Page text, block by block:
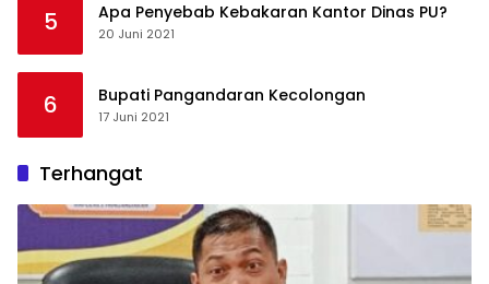
5 Apa Penyebab Kebakaran Kantor Dinas PU?
20 Juni 2021
6 Bupati Pangandaran Kecolongan
17 Juni 2021
Terhangat